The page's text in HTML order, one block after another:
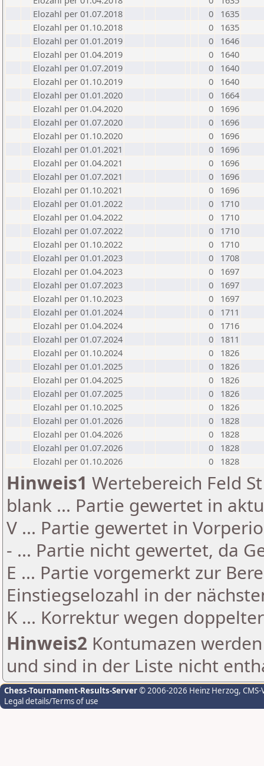
Elozahl per 01.07.2018
0
1635
Elozahl per 01.10.2018
0
1635
Elozahl per 01.01.2019
0
1646
Elozahl per 01.04.2019
0
1640
Elozahl per 01.07.2019
0
1640
Elozahl per 01.10.2019
0
1640
Elozahl per 01.01.2020
0
1664
Elozahl per 01.04.2020
0
1696
Elozahl per 01.07.2020
0
1696
Elozahl per 01.10.2020
0
1696
Elozahl per 01.01.2021
0
1696
Elozahl per 01.04.2021
0
1696
Elozahl per 01.07.2021
0
1696
Elozahl per 01.10.2021
0
1696
Elozahl per 01.01.2022
0
1710
Elozahl per 01.04.2022
0
1710
Elozahl per 01.07.2022
0
1710
Elozahl per 01.10.2022
0
1710
Elozahl per 01.01.2023
0
1708
Elozahl per 01.04.2023
0
1697
Elozahl per 01.07.2023
0
1697
Elozahl per 01.10.2023
0
1697
Elozahl per 01.01.2024
0
1711
Elozahl per 01.04.2024
0
1716
Elozahl per 01.07.2024
0
1811
Elozahl per 01.10.2024
0
1826
Elozahl per 01.01.2025
0
1826
Elozahl per 01.04.2025
0
1826
Elozahl per 01.07.2025
0
1826
Elozahl per 01.10.2025
0
1826
Elozahl per 01.01.2026
0
1828
Elozahl per 01.04.2026
0
1828
Elozahl per 01.07.2026
0
1828
Elozahl per 01.10.2026
0 1828
Hinweis1 Wertebereich Feld
blank ... Partie gewertet in
V ... Partie gewertet in
- ... Partie nicht gewertet, da
E ... Partie vorgemerkt zur
Einstiegselozahl in der
K ... Korrektur wegen
Hinweis2 Kontumazen
und sind in der Liste nicht
Chess-Tournament-Results-Server© 2006-2026 Heinz Herzog,
Legal details/Terms of use